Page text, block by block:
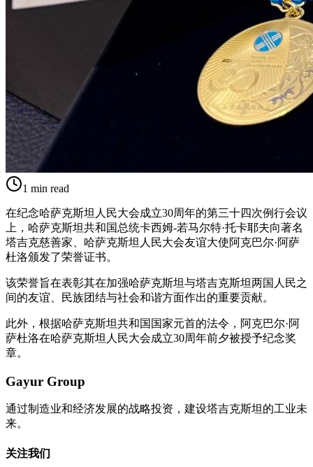
1 min read
在纪念哈萨克斯坦人民大会成立30周年的第三十四次例行会议
上，哈萨克斯坦共和国总统卡西姆-若马尔特·托卡耶夫向著名
塔吉克慈善家、哈萨克斯坦人民大会友谊大使阿克巴尔·阿萨
杜洛颁发了荣誉证书。
该荣誉旨在表彰其在加强哈萨克斯坦与塔吉克斯坦两国人民之
间的友谊、民族团结与社会和谐方面作出的重要贡献。
此外，根据哈萨克斯坦共和国国家元首的法令，阿克巴尔·阿
萨杜洛在哈萨克斯坦人民大会成立30周年前夕被授予纪念奖
章。
Gayur Group
通过制造业和经济发展的战略投资，建设塔吉克斯坦的工业未
来。
关注我们